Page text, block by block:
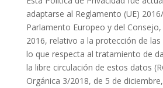
adaptarse al Reglamento (UE)
Parlamento Europeo y del
2016, relativo a la protección de
lo que respecta al tratamiento de
la libre circulación de estos datos
Orgánica 3/2018, de 5 de